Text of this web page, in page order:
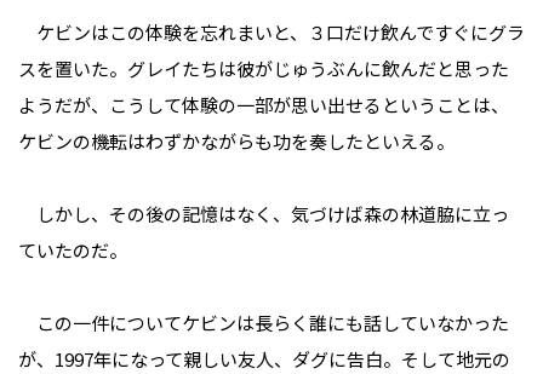
ケビンはこの体験を忘れまいと、３口だけ飲んですぐにグラ
スを置いた。グレイたちは彼がじゅうぶんに飲んだと思った
ようだが、こうして体験の一部が思い出せるということは、
ケビンの機転はわずかながらも功を奏したといえる。
しかし、その後の記憶はなく、気づけば森の林道脇に立っ
ていたのだ。
この一件についてケビンは長らく誰にも話していなかった
が、1997年になって親しい友人、ダグに告白。そして地元の